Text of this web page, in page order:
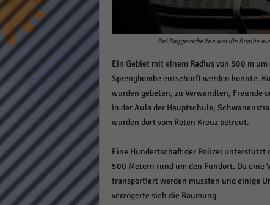
Bei Baggerarbeiten war die Bombe
Ein Gebiet mit einem Radius von 500 m
Sprengbombe entschärft werden konnte.
wurden gebeten, zu Verwandten, Freunde
in der Aula der Hauptschule,
wurden dort vom Roten Kreuz betreut.
Eine Hundertschaft der Polizei unterstützt
500 Metern rund um den Fundort. Da
transportiert werden mussten und einige
verzögerte sich die Räumung.